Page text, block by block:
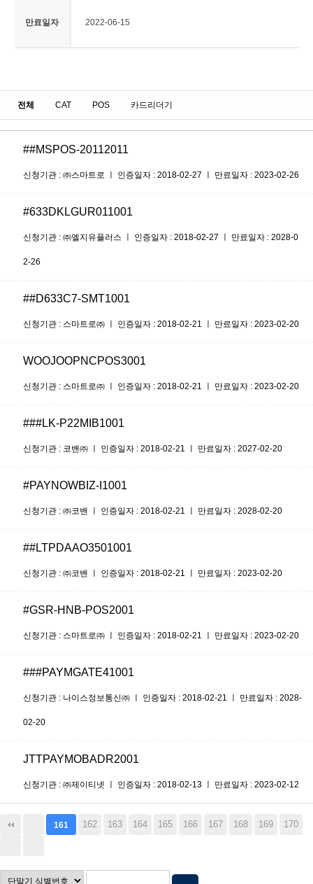
만료일자 2022-06-15
전체 CAT POS 카드리더기
##MSPOS-20112011
신청기관 : ㈜스마트로 ㅣ 인증일자 : 2018-02-27 ㅣ 만료일자 : 2023-02-26
#633DKLGUR011001
신청기관 : ㈜엘지유플러스 ㅣ 인증일자 : 2018-02-27 ㅣ 만료일자 : 2028-0
2-26
##D633C7-SMT1001
신청기관 : 스마트로㈜ ㅣ 인증일자 : 2018-02-21 ㅣ 만료일자 : 2023-02-20
WOOJOOPNCPOS3001
신청기관 : 스마트로㈜ ㅣ 인증일자 : 2018-02-21 ㅣ 만료일자 : 2023-02-20
###LK-P22MIB1001
신청기관 : 코밴㈜ ㅣ 인증일자 : 2018-02-21 ㅣ 만료일자 : 2027-02-20
#PAYNOWBIZ-I1001
신청기관 : ㈜코밴 ㅣ 인증일자 : 2018-02-21 ㅣ 만료일자 : 2028-02-20
##LTPDAAO3501001
신청기관 : ㈜코밴 ㅣ 인증일자 : 2018-02-21 ㅣ 만료일자 : 2023-02-20
#GSR-HNB-POS2001
신청기관 : 스마트로㈜ ㅣ 인증일자 : 2018-02-21 ㅣ 만료일자 : 2023-02-20
###PAYMGATE41001
신청기관 : 나이스정보통신㈜ ㅣ 인증일자 : 2018-02-21 ㅣ 만료일자 : 2028-
02-20
JTTPAYMOBADR2001
신청기관 : ㈜제이티넷 ㅣ 인증일자 : 2018-02-13 ㅣ 만료일자 : 2023-02-12
161 162 163 164 165 166 167 168 169 170